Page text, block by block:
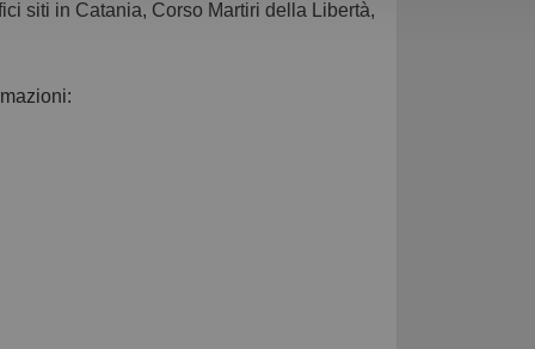
siti in Catania, Corso Martiri della Libertà,